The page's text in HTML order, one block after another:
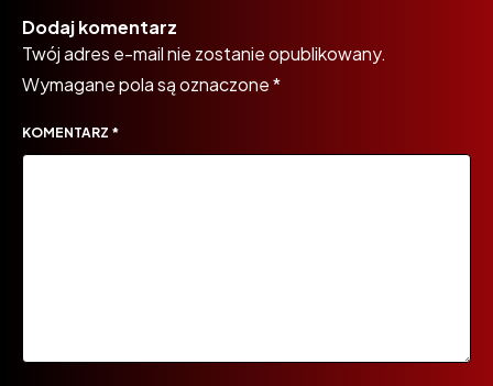
Dodaj komentarz
Twój adres e-mail nie zostanie opublikowany.
Wymagane pola są oznaczone*
KOMENTARZ *